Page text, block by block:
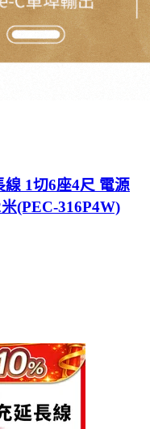
1切6座4尺 電源
(PEC-316P4W)